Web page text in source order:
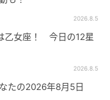
2026.8.5
乙女座！ 今日の12星
2026.8.5
たの2026年8月5日